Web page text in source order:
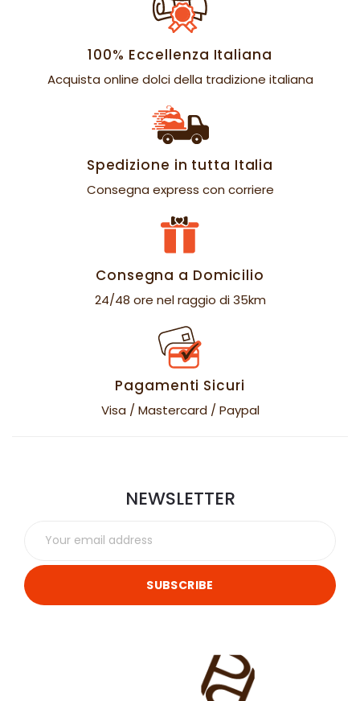
100% Eccellenza Italiana
Acquista online dolci della tradizione italiana
Spedizione in tutta Italia
Consegna express con corriere
Consegna a Domicilio
24/48 ore nel raggio di 35km
Pagamenti Sicuri
Visa / Mastercard / Paypal
NEWSLETTER
SUBSCRIBE